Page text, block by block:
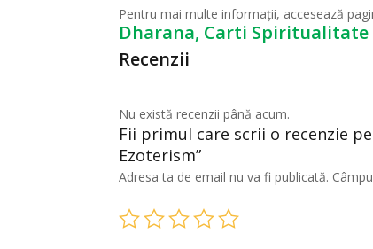
Pentru mai multe informații, accesează
Dharana, Carti Spiritualitate
Recenzii
Nu există recenzii până acum.
Fii primul care scrii o recenzie
Ezoterism”
Adresa ta de email nu va fi publicată.